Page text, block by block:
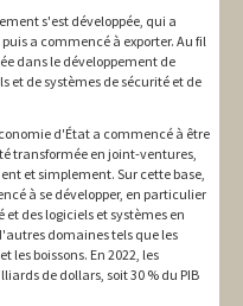
s'est développée, qui a
a commencé à exporter. Au fil
dans le développement de
et de systèmes de sécurité et de
d'État a commencé à être
transformée en joint-ventures,
et simplement. Sur cette base,
à se développer, en particulier
des logiciels et systèmes en
domaines tels que les
boissons. En 2022, les
de dollars, soit 30 % du PIB